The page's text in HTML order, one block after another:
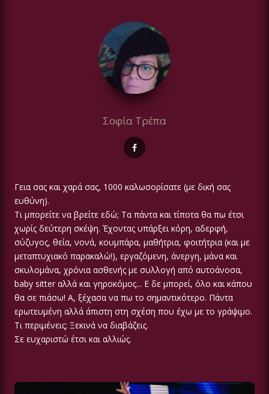
Σοφία Τρέπα
Γεια σας και χαρά σας, 1000 καλωσορίσατε (με δική σας
ευθύνη).
Τι μπορείτε να βρείτε εδώ; Τα πάντα και τίποτα θα πω έτσι
χωρίς δεύτερη σκέψη. Έχοντας υπάρξει κόρη, αδερφή,
σύζυγος, θεία, νονά, κουμπάρα, μαθήτρια, φοιτήτρια (και με
μεταπτυχιακό παρακαλώ!), εργαζόμενη, άνεργη, μάνα και
σκυλομάνα, χρόνια ασθενής με συλλογή από αυτοάνοσα,
baby sitter αλλά και γηροκόμος... Ε δε μπορεί, όλο και κάπου
θα σε πιάσω! Α, ξέχασα να πω το σημαντικότερο. Πάντα
ερωτευμένη αλλά άπιστη στη σχέση που έχω με το γράψιμο.
Τι περιμένεις; Ξεκινά να διαβάζεις.
Σε ευχαριστώ έτσι και αλλιώς.